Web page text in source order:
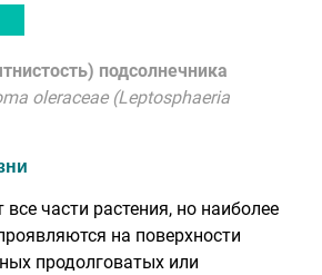
подсолнечника
oleraceae (Leptosphaeria
части растения, но наиболее
на поверхности
продолговатых или